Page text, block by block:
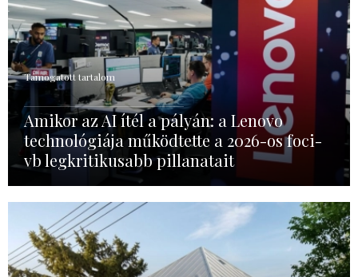
Támogatott tartalom
Amikor az AI ítél a pályán: a Lenovo
technológiája működtette a 2026-os foci-
vb legkritikusabb pillanatait